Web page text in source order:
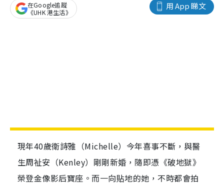
用 App 睇文
在Google追蹤
《UHK 港生活》
現年40歲衛詩雅（Michelle）今年喜事不斷，與醫
生周祉安（Kenley）剛剛新婚，隨即憑《破地獄》
榮登金像影后寶座。而一向貼地的她，不時都會拍